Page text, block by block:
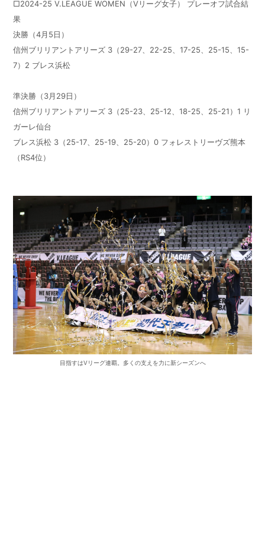
□2024-25 V.LEAGUE WOMEN （Vリーグ女子） プレーオフ試合結
果
決勝（4月 5日）
信州ブリリアントアリーズ 3 （29-27 22-25 、17-25 25-15 、15-
7） 2 ブレス浜松
準決勝（3月 29日）
信州ブリリアントアリーズ 3 （25-23 25-12 、18-25 25-21）1 リ
ガーレ仙台
ブレス浜松 3 （25-17 25-19 25-20）0 フォレストリーヴズ熊本
（RS4位）
目指すはVリーグ連覇。多くの支えを力に新シーズンへ